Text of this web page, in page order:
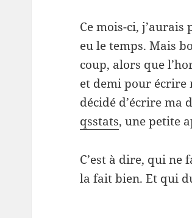
Ce mois-ci,
eu le temps. Mais
coup, alors que
et demi pour écrire
décidé d’écrire ma
qsstats, une petite
C’est à dire, qui ne
la fait bien. Et qui